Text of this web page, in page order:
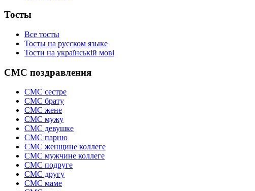
Тосты
Все тосты
Тосты на русском языке
Тости на українській мові
СМС поздравления
СМС сестре
СМС брату
СМС жене
СМС мужу
СМС девушке
СМС парню
СМС женщине коллеге
СМС мужчине коллеге
СМС подруге
СМС другу
СМС маме